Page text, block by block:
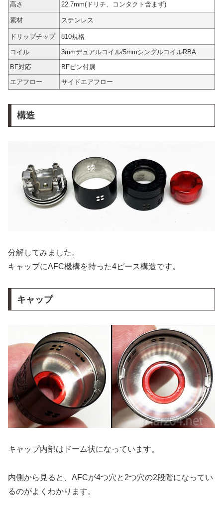
高さ 22.7mm(ドリチ、コンタクト含まず)
素材 ステンレス
ドリップチップ 810規格
コイル
3mmデュアルコイル/5mmシングルコイルRBA
BF対応
BFピン付属
エアフロー
サイドエアフロー
構造
分解してみました。
キャップにAFC機構を持った4ピース構造です。
キャップ
キャップ内部はドーム状になっています。
内側から見ると、AFCが4つ穴と2つ穴の2段階になってい
るのがよくわかります。